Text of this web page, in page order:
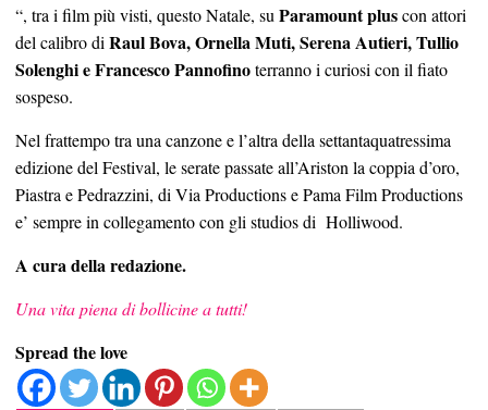
“, tra i film più visti, questo Natale, su Paramount pluscon attori
del calibro di Raul Bova, Ornella Muti, Serena Autieri, Tullio
Solenghi e Francesco Pannofinoterranno i curiosi con il fiato
sospeso.
Nel frattempo tra una canzone e l’altra della settantaquatressima
edizione del Festival, le serate passate all’Ariston la coppia d’oro,
Piastra e Pedrazzini, di Via Productions e Pama Film Productions
e’ sempre in collegamento con gli studios di Holliwood.
A cura della redazione.
Una vita piena di bollicine a tutti!
Spread the love